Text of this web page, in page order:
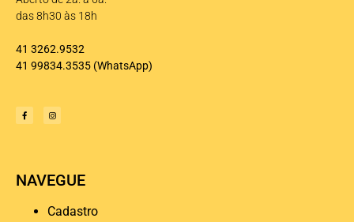
das 8h30 às 18h
41 3262.9532
41 99834.3535 (WhatsApp)
NAVEGUE
Cadastro